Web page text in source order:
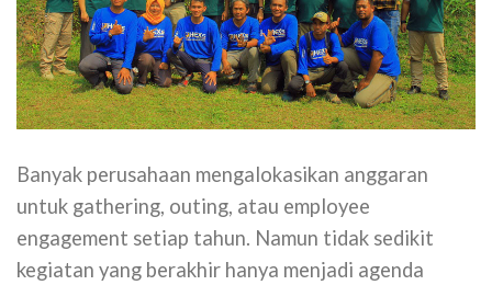
Banyak perusahaan mengalokasikan anggaran
untuk gathering, outing, atau employee
engagement setiap tahun. Namun tidak sedikit
kegiatan yang berakhir hanya menjadi agenda